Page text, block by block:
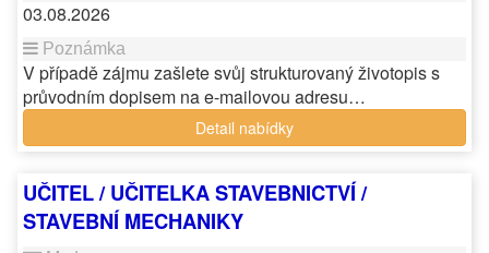
03.08.2026
V případě zájmu zašlete svůj strukturovaný životopis s
průvodním dopisem na e-mailovou adresu…
Detail nabídky
UČITEL / UČITELKA STAVEBNICTVÍ /
STAVEBNÍ MECHANIKY